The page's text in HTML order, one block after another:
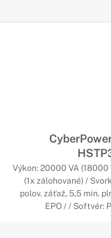
Výkon: 20000 VA
(1x zálohované) /
polov. záťaž, 5,5 min.
EPO / / Softvér: